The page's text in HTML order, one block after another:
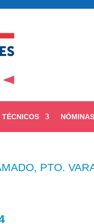
TÉCNICOS
PTO.